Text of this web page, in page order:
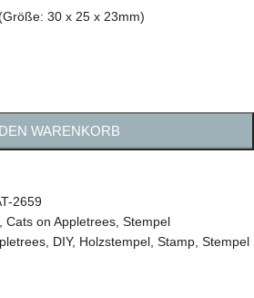
30 x 25 x 23mm)
WARENKORB
2659
, Cats on Appletrees, Stempel
, DIY, Holzstempel, Stamp, Stempel